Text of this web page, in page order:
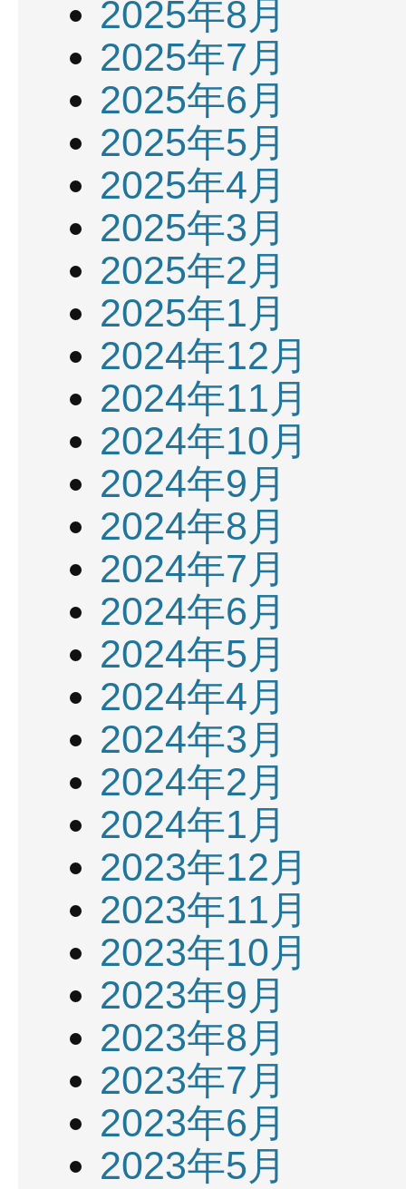
2025年8月
2025年7月
2025年6月
2025年5月
2025年4月
2025年3月
2025年2月
2025年1月
2024年12月
2024年11月
2024年10月
2024年9月
2024年8月
2024年7月
2024年6月
2024年5月
2024年4月
2024年3月
2024年2月
2024年1月
2023年12月
2023年11月
2023年10月
2023年9月
2023年8月
2023年7月
2023年6月
2023年5月